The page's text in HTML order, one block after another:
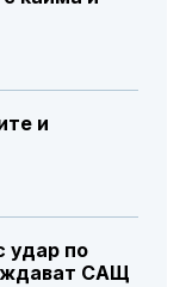
и
удар по
САЩ